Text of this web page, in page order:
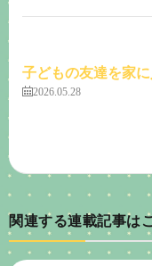
子どもの友達を家
2026.05.28
関連する連載記事は